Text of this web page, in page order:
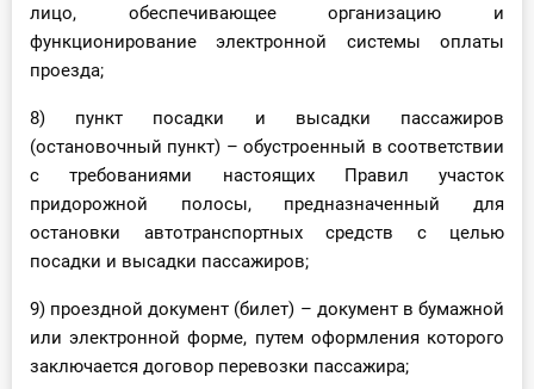
лицо, обеспечивающее организацию и
функционирование электронной системы оплаты
проезда;
8) пункт посадки и высадки пассажиров
(остановочный пункт) – обустроенный в соответствии
с требованиями настоящих Правил участок
придорожной полосы, предназначенный для
остановки автотранспортных средств с целью
посадки и высадки пассажиров;
9) проездной документ (билет) – документ в бумажной
или электронной форме, путем оформления которого
заключается договор перевозки пассажира;